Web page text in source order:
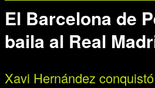
El Barcelona de
baila al Real
Xavi Hernández